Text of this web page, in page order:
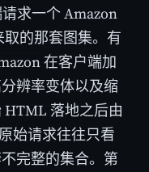
求一个 Amazon
的那套图集。有
在客户端加
辨率变体以及缩
落地之后由
始请求往往只看
完整的集合。第